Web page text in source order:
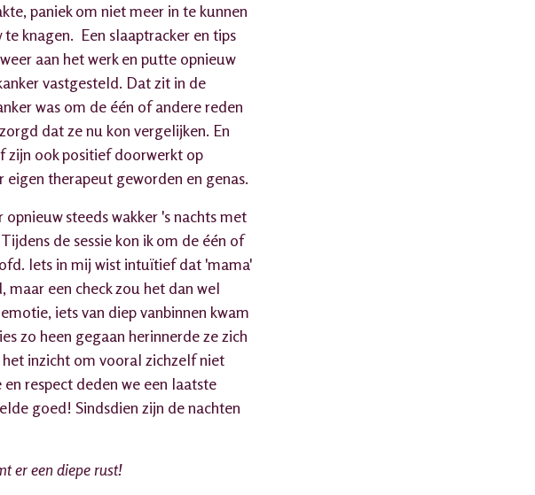
paniek om niet meer in te kunnen
knagen. Een slaaptracker en tips
aan het werk en putte opnieuw
vastgesteld. Dat zit in de
was om de één of andere reden
dat ze nu kon vergelijken. En
zijn ook positief doorwerkt op
eigen therapeut geworden en genas.
steeds wakker 's nachts met
de sessie kon ik om de één of
Iets in mij wist intuïtief dat 'mama'
een check zou het dan wel
iets van diep vanbinnen kwam
zo heen gegaan herinnerde ze zich
inzicht om vooral zichzelf niet
respect deden we een laatste
goed! Sindsdien zijn de nachten
er een diepe rust!